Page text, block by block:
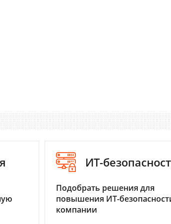
ИТ-
Подобрать решения для
повышения ИТ-
компании